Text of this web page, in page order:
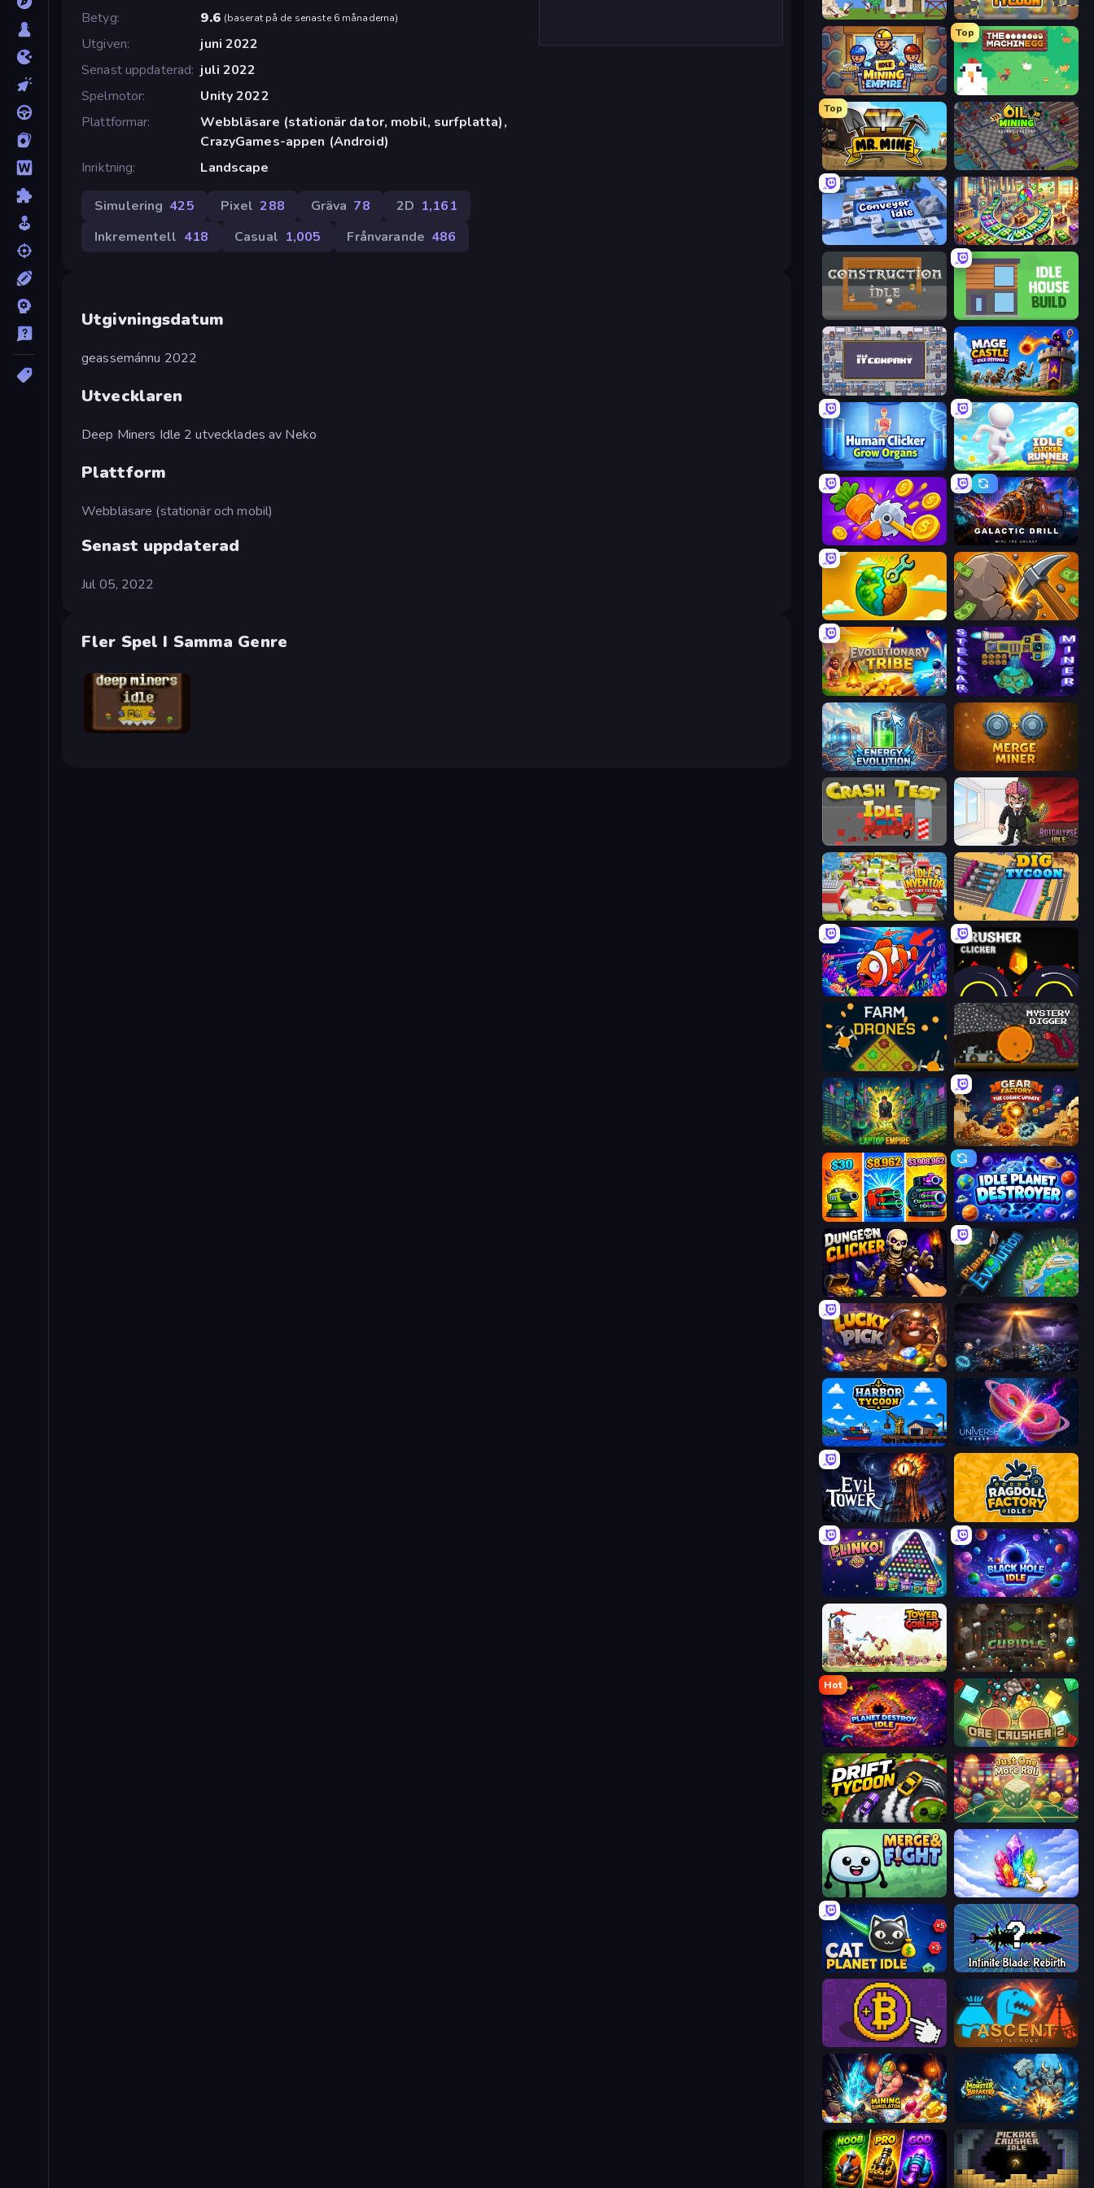
Betyg
9.6 (baserat på de senaste 6 månaderna)
Utgiven
juni 2022
Senast uppdaterad juli 2022
Spelmotor
Unity 2022
Plattformar
Webbläsare (stationär dator, mobil, surfplatta),
CrazyGames-appen (Android)
Inriktning
Landscape
Simulering 425 Pixel 288 Gräva 78 2D 1,161
Inkrementell 418 Casual 1,005 Frånvarande 486
Utgivningsdatum
geassemánnu 2022
Utvecklaren
Deep Miners Idle 2 utvecklades av Neko
Plattform
Webbläsare (stationär och mobil)
Senast uppdaterad
Jul 05, 2022
Fler Spel I Samma Genre
Deep Miners Idle
Babel Tower Leek Factory Tycoon
Idle Mining Empire
Top
The MachinEGG
Top
Mr. Mine Oil Mining 3D: Petrol Factory
Conveyor Idle Money Factory: Tycoon Idle Game
Construction Idle Idle House Build
Idle IT Company Mage Castle Idle Defense
Human Clicker: Grow Organs Idle Clicker Runner
Farm Ring Idle Galactic Drill
Land Explorers: Merge & Build Mine Clicker
Evolutionary Tribe Stellar Mines: Space Miner
Energy Evolution Merge Miner
Crash Test Idle Rotcalypse: Idle Incremental
Idle Inventor Dig Tycoon
Fish Catch Idle Crusher Clicker
Farm Drones Mystery Digger
Laptop Empire Gear Factory
Pumpkin Defense: Merge Cannon Idle Planet Destroyer
Dungeon Clicker Planet Evolution: Idle Clicker
Lucky Pick The Last Lighthouse
Harbor Tycoon Universe Maker
Evil Tower Ragdoll Factory Idle
PLINKO! Black Hole Idle
Tower vs Goblins Cubidle
Hot
Planet Destroy Idle OreCrusher 2
Drift Tycoon Just One More Roll
Merge & Fight Crystalia Idle Clicker
Cat Planet Idle Infinite Blade: Rebirth
Money Maker Ascent of Echoes
Mining Simulator Monster Breaker Idle